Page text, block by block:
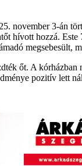
november 3-án
hívott hozzá.
megsebesült,
őt. A
pozitív lett